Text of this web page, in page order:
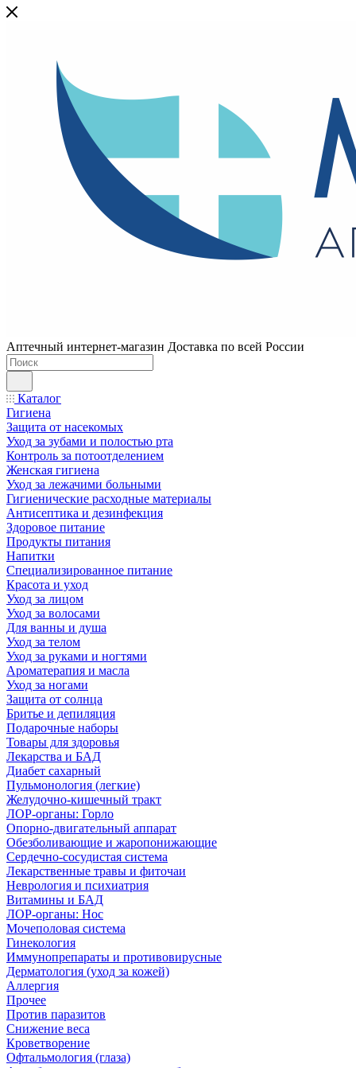
Аптечный интернет-магазин Доставка по всей России
Каталог
Гигиена
Защита от насекомых
Уход за зубами и полостью рта
Контроль за потоотделением
Женская гигиена
Уход за лежачими больными
Гигиенические расходные материалы
Антисептика и дезинфекция
Здоровое питание
Продукты питания
Напитки
Специализированное питание
Красота и уход
Уход за лицом
Уход за волосами
Для ванны и душа
Уход за телом
Уход за руками и ногтями
Ароматерапия и масла
Уход за ногами
Защита от солнца
Бритье и депиляция
Подарочные наборы
Товары для здоровья
Лекарства и БАД
Диабет сахарный
Пульмонология (легкие)
Желудочно-кишечный тракт
ЛОР-органы: Горло
Опорно-двигательный аппарат
Обезболивающие и жаропонижающие
Сердечно-сосудистая система
Лекарственные травы и фиточаи
Неврология и психиатрия
Витамины и БАД
ЛОР-органы: Нос
Мочеполовая система
Гинекология
Иммунопрепараты и противовирусные
Дерматология (уход за кожей)
Аллергия
Прочее
Против паразитов
Снижение веса
Кроветворение
Офтальмология (глаза)